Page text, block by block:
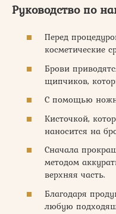
Руководство по
Перед
косметические
Брови
щипчиков,
С помощью
Кисточкой,
наносится на
Сначала
методом
верхняя часть.
Благодаря
любую